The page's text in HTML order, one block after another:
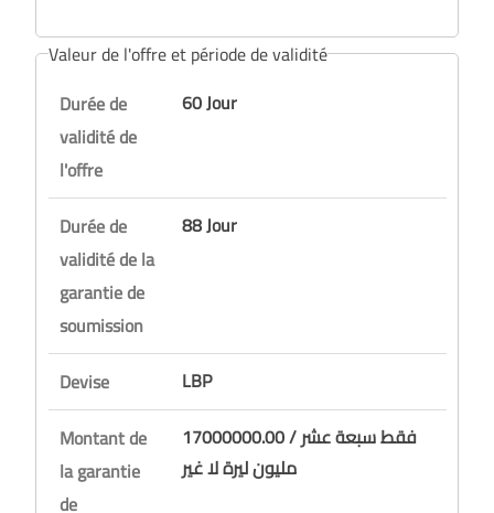
Valeur de l'offre et période de validité
Durée de
validité de
l'offre
60 Jour
Durée de
validité de la
garantie de
soumission
88 Jour
Devise
LBP
Montant de
la garantie
de
17000000.00 / فقط سبعة عشر
مليون ليرة لا غير